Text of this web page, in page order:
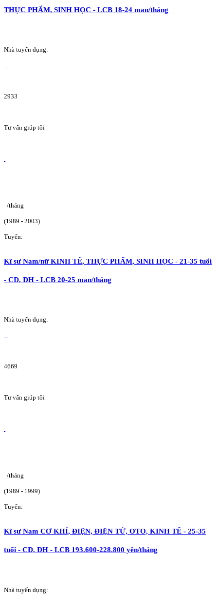
THỰC PHẨM, SINH HỌC - LCB 18-24 man/tháng
Nhà tuyển dụng:
2933
Tư vấn giúp tôi
/tháng
(1989 - 2003)
Tuyển:
Kĩ sư Nam/nữ KINH TẾ, THỰC PHẨM, SINH HỌC - 21-35 tuổi
- CĐ, ĐH - LCB 20-25 man/tháng
Nhà tuyển dụng:
4669
Tư vấn giúp tôi
/tháng
(1989 - 1999)
Tuyển:
Kĩ sư Nam CƠ KHÍ, ĐIỆN, ĐIỆN TỬ, OTO, KINH TẾ - 25-35
tuổi - CĐ, ĐH - LCB 193.600-228.800 yên/tháng
Nhà tuyển dụng: